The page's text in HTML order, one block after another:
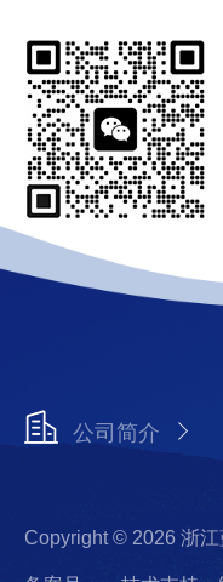
公司简介
Copyright © 2026 浙